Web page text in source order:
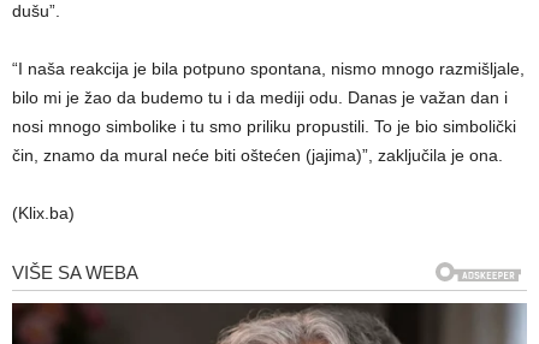
dušu”.
“I naša reakcija je bila potpuno spontana, nismo mnogo razmišljale,
bilo mi je žao da budemo tu i da mediji odu. Danas je važan dan i
nosi mnogo simbolike i tu smo priliku propustili. To je bio simbolički
čin, znamo da mural neće biti oštećen (jajima)”, zaključila je ona.
(Klix.ba)